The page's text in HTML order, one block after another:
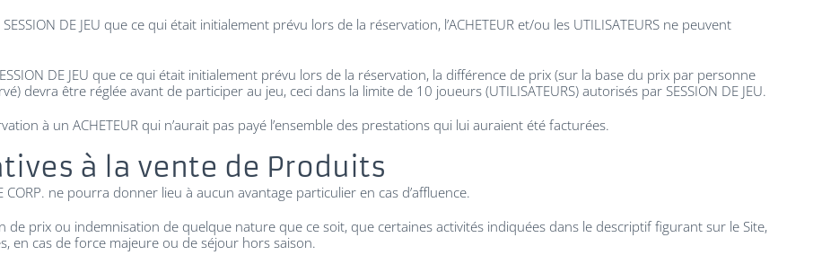
DE JEU que ce qui était initialement prévu lors de la réservation, l’ACHETEUR et/ou les UTILISATEURS ne peuvent
DE JEU que ce qui était initialement prévu lors de la réservation, la différence de prix (sur la base du prix par personne
être réglée avant de participer au jeu, ceci dans la limite de 10 joueurs (UTILISATEURS) autorisés par SESSION DE JEU.
à un ACHETEUR qui n’aurait pas payé l’ensemble des prestations qui lui auraient été facturées.
à la vente de Produits
ne pourra donner lieu à aucun avantage particulier en cas d’affluence.
prix ou indemnisation de quelque nature que ce soit, que certaines activités indiquées dans le descriptif figurant sur le Site,
en cas de force majeure ou de séjour hors saison.